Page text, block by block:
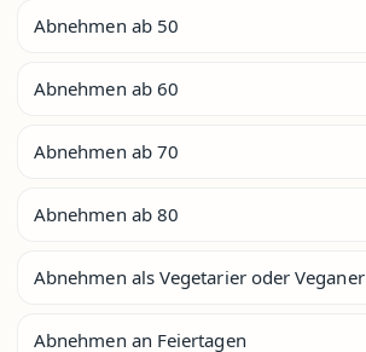
Abnehmen ab 50
Abnehmen ab 60
Abnehmen ab 70
Abnehmen ab 80
Abnehmen als Vegetarier oder Veganer
Abnehmen an Feiertagen